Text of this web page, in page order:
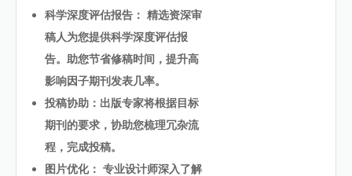
科学深度评估报告： 精选资深审
稿人为您提供科学深度评估报
告。助您节省修稿时间，提升高
影响因子期刊发表几率。
投稿协助：出版专家将根据目标
期刊的要求，协助您梳理冗杂流
程，完成投稿。
图片优化： 专业设计师深入了解